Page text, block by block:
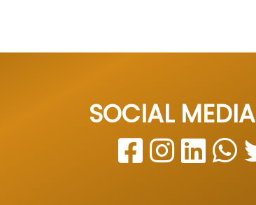
SOCIAL MEDIA